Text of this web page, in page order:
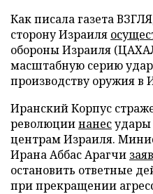
Как писала газета
сторону Израиля
обороны Израиля
масштабную серию
производству оружия в
Иранский Корпус
революциинанесудары
центрам Израиля.
Ирана Аббас Арагчи
остановить ответные
при прекращении